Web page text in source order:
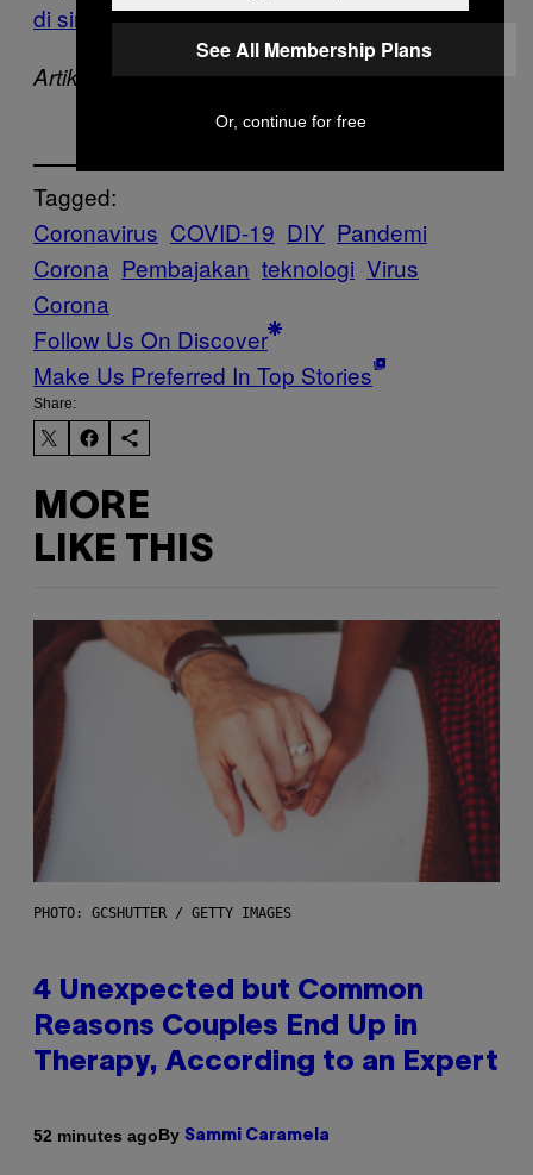
di sini
Artikel ini pertama kali tayang di VICE US.
Tagged:
Coronavirus COVID-19 DIY Pandemi
Corona Pembajakan teknologi Virus
Corona
Follow Us On Discover
Make Us Preferred In Top Stories
Share:
MORE
LIKE THIS
PHOTO: GCSHUTTER / GETTY IMAGES
4 Unexpected but Common
Reasons Couples End Up in
Therapy, According to an Expert
52 minutes agoBy Sammi Caramela
See All Membership Plans
Or, continue for free